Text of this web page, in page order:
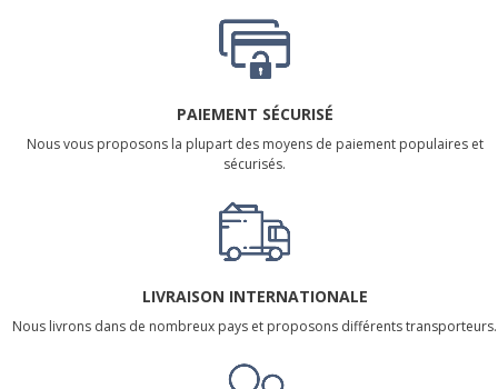
PAIEMENT SÉCURISÉ
Nous vous proposons la plupart des moyens de paiement populaires et
sécurisés.
LIVRAISON INTERNATIONALE
Nous livrons dans de nombreux pays et proposons différents transporteurs.